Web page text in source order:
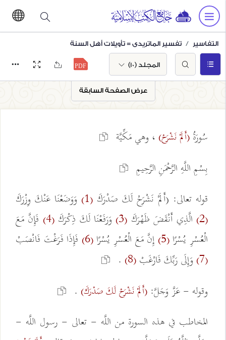
التفاسير تفسير الماتريدي = تأويلات أهل السنة
المجلد (10)
عرض الصفحة السابقة
سُورَةُ(أَلَمْ نَشْرَحْ) ، وهي مَكِّيَّة
بِسْمِ اللَّهِ الرَّحْمَنِ الرَّحِيمِ
قوله تعالى: (أَلَمْ نَشْرَحْ لَكَ صَدْرَكَ (1) وَوَضَعْنَا عَنْكَ وِزْرَكَ
(2) الَّذِي أَنْقَضَ ظَهْرَكَ (3) وَرَفَعْنَا لَكَ ذِكْرَكَ(4)
فَإِنَّ مَعَ
الْعُسْرِ يُسْرًا(5) إِنَّ مَعَ الْعُسْرِ يُسْرًا(6) فَإِذَا فَرَغْتَ فَانْصَبْ
(7) وَإِلَى رَبِّكَ فَارْغَبْ(8)
.
وقوله - عَزَّ وَجَلَّ: (أَلَمْ نَشْرَحْ لَكَ صَدْرَكَ) .
المخاطب في هذه السورة من اللَّه - تعالى - رسول اللَّه -